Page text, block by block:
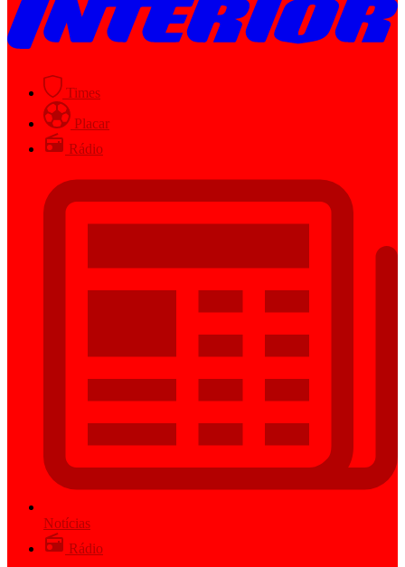
Times
Placar
Rádio
Notícias
Rádio